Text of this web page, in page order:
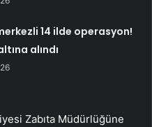
14 ilde operasyon!
alındı
Zabıta Müdürlüğüne